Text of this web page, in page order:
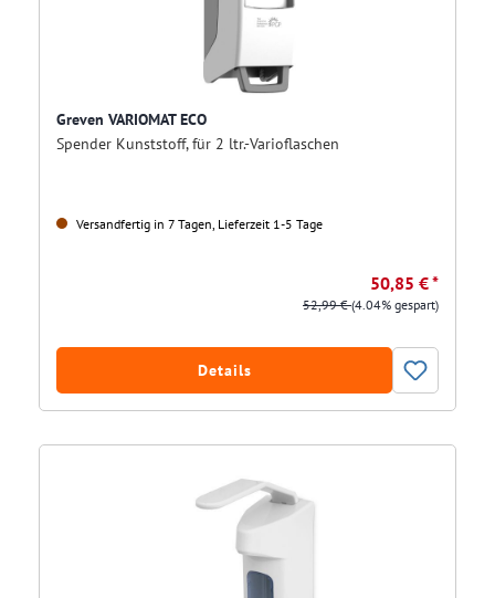
Greven VARIOMAT ECO
Spender Kunststoff, für 2 ltr.-Varioflaschen
Versandfertig in 7 Tagen, Lieferzeit 1-5 Tage
50,85 € *
52,99 €(4.04% gespart)
Details